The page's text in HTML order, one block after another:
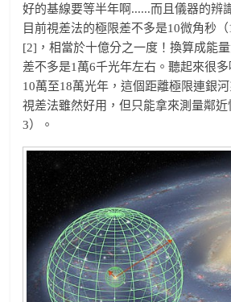
好的基線要等半年啊......而且儀器的辨
目前視差法的極限差不多是10微角秒（
[2]，相當於十億分之一度！換算成能量
差不多是1萬6千光年左右。聽起來很
10萬至18萬光年，這個距離極限連銀
視差法雖然好用，但只能拿來測量鄰近
3）。